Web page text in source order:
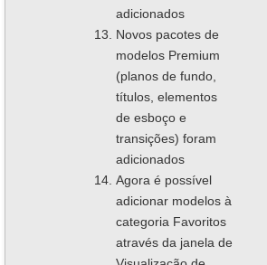
adicionados
Novos pacotes de
modelos Premium
(planos de fundo,
títulos, elementos
de esboço e
transições) foram
adicionados
Agora é possível
adicionar modelos à
categoria Favoritos
através da janela de